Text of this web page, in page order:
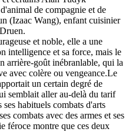
de compagnie et de
(Izaac Wang), enfant cuisinier
et noble, elle a une
intelligence et sa force, mais le
arrière-goût inébranlable, qui la
avec colère ou vengeance.Le
un certain degré de
semblait aller au-delà du tarif
habituels combats d'arts
combats avec des armes et ses
féroce montre que ces deux